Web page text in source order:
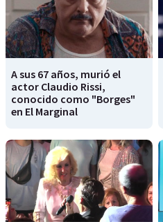
A sus 67 años, murió el
actor Claudio Rissi,
conocido como "Borges"
en El Marginal